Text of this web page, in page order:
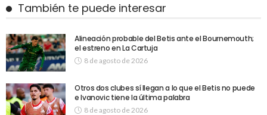
También te puede interesar
Alineación probable del Betis ante el Bournemouth;
el estreno en La Cartuja
8 de agosto de 2026
Otros dos clubes sí llegan a lo que el Betis no puede
e Ivanovic tiene la última palabra
8 de agosto de 2026